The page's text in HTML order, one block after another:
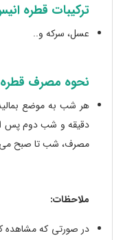
ترکیبات قطره
عسل، سرکه و..
نحوه مصرف
هر شب به موضع
دقیقه و شب دوم پس از
مصرف، شب تا صبح می
ملاحظات:
در صورتی که مشاهده